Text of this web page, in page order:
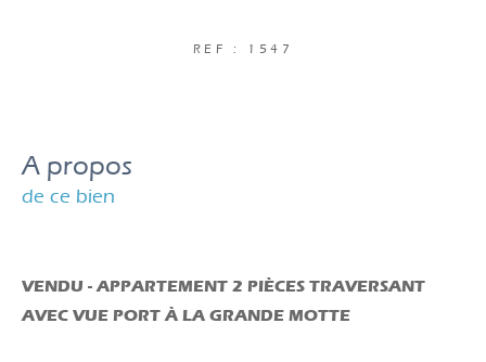
REF : 1547
a propos
de ce bien
VENDU - APPARTEMENT 2 PIÈCES TRAVERSANT
AVEC VUE PORT À LA GRANDE MOTTE